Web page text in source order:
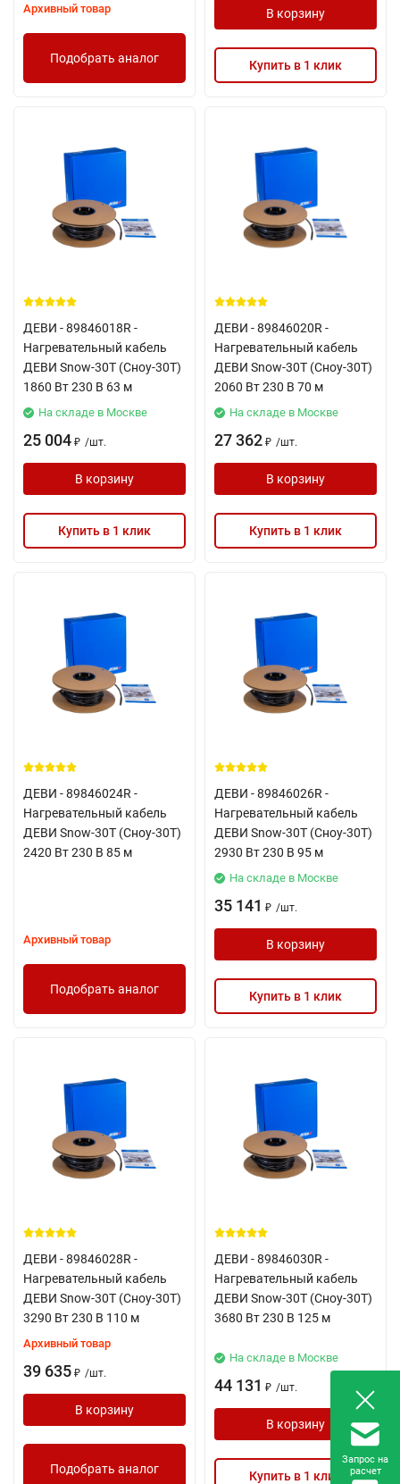
Архивный товар
Подобрать аналог
В корзину
Купить в 1 клик
ДЕВИ - 89846018R -
Нагревательный кабель
ДЕВИ Snow-30T (Сноу-30Т)
1860 Вт 230 В 63 м
На складе в Москве
25 004 ₽ /шт.
В корзину
Купить в 1 клик
ДЕВИ - 89846020R -
Нагревательный кабель
ДЕВИ Snow-30T (Сноу-30Т)
2060 Вт 230 В 70 м
На складе в Москве
27 362 ₽ /шт.
В корзину
Купить в 1 клик
ДЕВИ - 89846024R -
Нагревательный кабель
ДЕВИ Snow-30T (Сноу-30Т)
2420 Вт 230 В 85 м
Архивный товар
Подобрать аналог
ДЕВИ - 89846026R -
Нагревательный кабель
ДЕВИ Snow-30T (Сноу-30Т)
2930 Вт 230 В 95 м
На складе в Москве
35 141 ₽ /шт.
В корзину
Купить в 1 клик
ДЕВИ - 89846028R -
Нагревательный кабель
ДЕВИ Snow-30T (Сноу-30Т)
3290 Вт 230 В 110 м
Архивный товар
39 635 ₽ /шт.
В корзину
Подобрать аналог
ДЕВИ - 89846030R -
Нагревательный кабель
ДЕВИ Snow-30T (Сноу-30Т)
3680 Вт 230 В 125 м
На складе в Москве
44 131 ₽ /шт.
В корзину
Купить в 1 клик
Запрос на
расчет